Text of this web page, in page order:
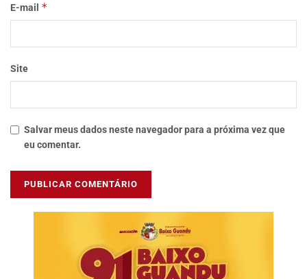
E-mail *
Site
Salvar meus dados neste navegador para a próxima vez que
eu comentar.